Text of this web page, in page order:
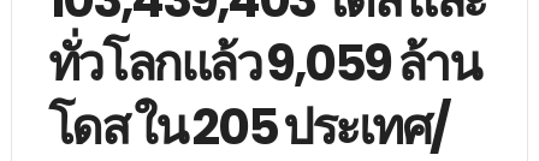
ทั่วโลกแล้ว 9,059 ล้าน
โดส ใน 205 ประเทศ/